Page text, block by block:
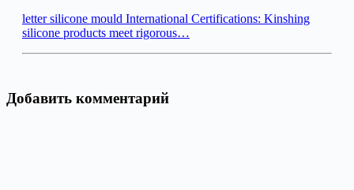
letter silicone mould International Certifications: Kinshing
silicone products meet rigorous…
Добавить комментарий